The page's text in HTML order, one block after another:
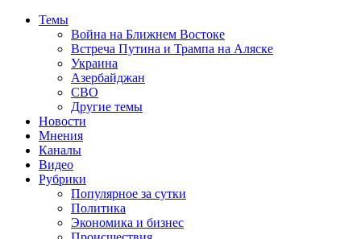
Темы
Война на Ближнем Востоке
Встреча Путина и Трампа на Аляске
Украина
Азербайджан
СВО
Другие темы
Новости
Мнения
Каналы
Видео
Рубрики
Популярное за сутки
Политика
Экономика и бизнес